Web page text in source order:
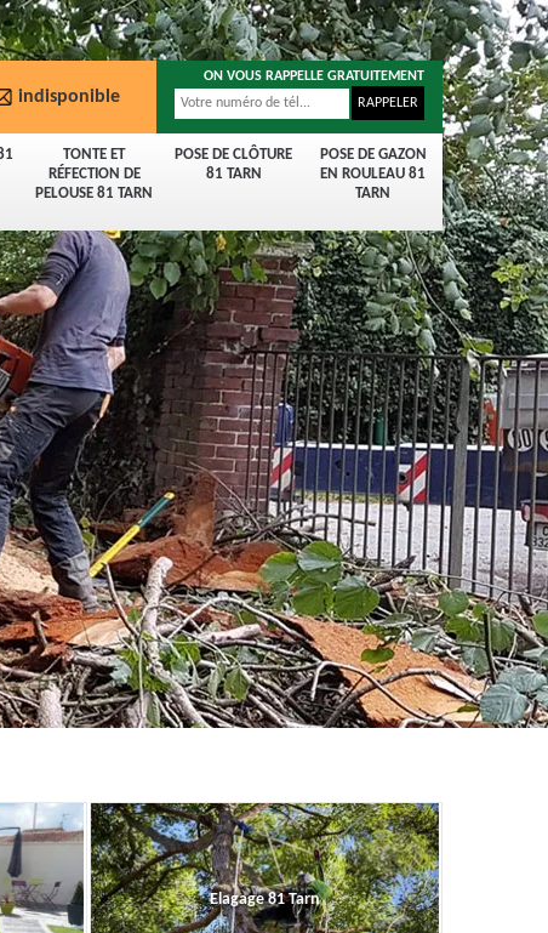
TONTE ET
RÉFECTION DE
PELOUSE 81 TARN
POSE DE CLÔTURE
81 TARN
POSE DE GAZON
EN ROULEAU 81
TARN
indisponible
ON VOUS RAPPELLE GRATUITEMENT
Elagage 81 Tarn